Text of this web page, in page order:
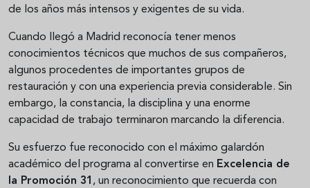
de los años más intensos y exigentes de su vida.
Cuando llegó a Madrid reconocía tener menos
conocimientos técnicos que muchos de sus compañeros,
algunos procedentes de importantes grupos de
restauración y con una experiencia previa considerable. Sin
embargo, la constancia, la disciplina y una enorme
capacidad de trabajo terminaron marcando la diferencia.
Su esfuerzo fue reconocido con el máximo galardón
académico del programa al convertirse en Excelencia de
la Promoción 31 , un reconocimiento que recuerda con